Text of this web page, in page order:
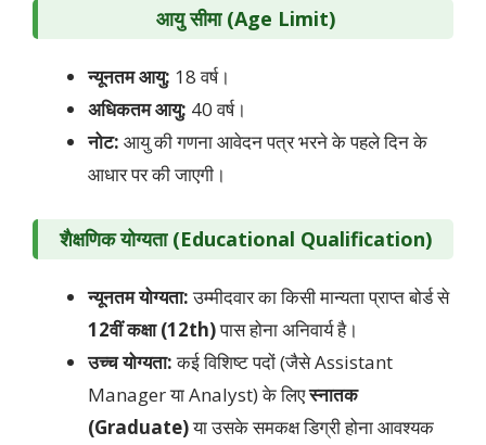
आयु सीमा (Age Limit)
न्यूनतम आयु: 18 वर्ष।
अधिकतम आयु: 40 वर्ष।
नोट: आयु की गणना आवेदन पत्र भरने के पहले दिन के
आधार पर की जाएगी।
शैक्षणिक योग्यता (Educational Qualification)
न्यूनतम योग्यता:उम्मीदवार का किसी मान्यता प्राप्त बोर्ड से
12वीं कक्षा (12th)पास होना अनिवार्य है।
उच्च योग्यता:कई विशिष्ट पदों (जैसे Assistant
Manager या Analyst) के लिएस्नातक
(Graduate)या उसके समकक्ष डिग्री होना आवश्यक